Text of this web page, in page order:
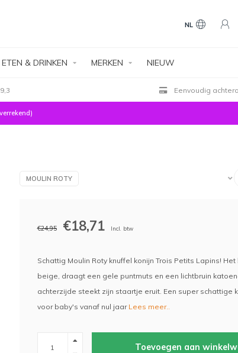
NL
ETEN & DRINKEN MERKEN NIEUW
Eenvoudig
MOULIN ROTY
€24,95 €18,71 Incl. btw
Schattig Moulin Roty knuffel konijn Trois Petits Lapins! Het
beige, draagt een gele puntmuts en een lichtbruin
achterzijde steekt zijn staartje eruit. Een super schattige
voor baby's vanaf nul jaar Lees meer..
Toevoegen aan